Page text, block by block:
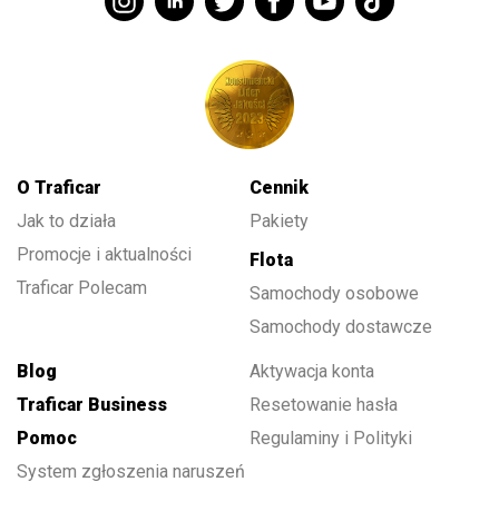
O Traficar
Jak to działa
Promocje i aktualności
Traficar Polecam
Cennik
Pakiety
Flota
Samochody osobowe
Samochody dostawcze
Blog
Traficar Business
Pomoc
System zgłoszenia naruszeń
Aktywacja konta
Resetowanie hasła
Regulaminy i Polityki